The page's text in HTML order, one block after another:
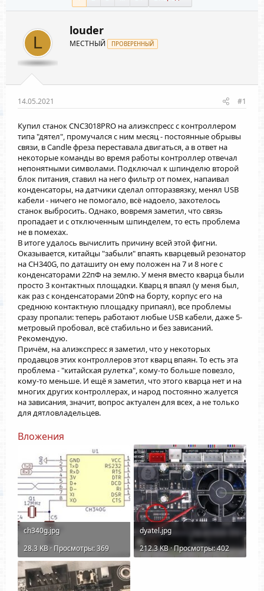
L
louder
МЕСТНЫЙ ПРОВЕРЕННЫЙ
14.05.2021 #1
Купил станок CNC3018PRO на алиэкспресс с контроллером
типа "дятел", промучался с ним месяц - постоянные обрывы
связи, в Candle фреза переставала двигаться, а в ответ на
некоторые команды во время работы контроллер отвечал
непонятными символами. Подключал к шпинделю второй
блок питания, ставил на него фильтр от помех, напаивал
конденсаторы, на датчики сделал опторазвязку, менял USB
кабели - ничего не помогало, всё надоело, захотелось
станок выбросить. Однако, вовремя заметил, что связь
пропадает и с отключенным шпинделем, то есть проблема
не в помехах.
В итоге удалось вычислить причину всей этой фигни.
Оказывается, китайцы "забыли" впаять кварцевый резонатор
на CH340G, по даташиту он ему положен на 7 и 8 ноге с
конденсаторами 22пФ на землю. У меня вместо кварца были
просто 3 контактных площадки. Кварц я впаял (у меня был,
как раз с конденсаторами 20пФ на борту, корпус его на
среднюю контактную площадку припаял), все проблемы
сразу пропали: теперь работают любые USB кабели, даже 5-
метровый пробовал, всё стабильно и без зависаний.
Рекомендую.
Причём, на алиэкспресс я заметил, что у некоторых
продавцов этих контроллеров этот кварц впаян. То есть эта
проблема - "китайская рулетка", кому-то больше повезло,
кому-то меньше. И ещё я заметил, что этого кварца нет и на
многих других контроллерах, и народ постоянно жалуется
на зависания, значит, вопрос актуален для всех, а не только
для дятловладельцев.
Вложения
ch340g.jpg
28.3 KB · Просмотры: 369
dyatel.jpg
212.3 KB · Просмотры: 402